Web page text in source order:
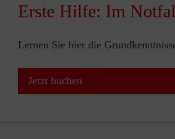
Erste Hilfe: Im
Lernen Sie hier die
Jetzt buchen